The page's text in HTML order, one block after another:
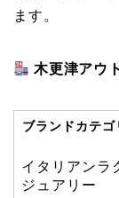
ます。
木更津アウ
ブランドカテゴ
イタリアンラ
ジュアリー